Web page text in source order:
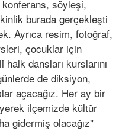
söyleşi,
burada gerçekleşti
Ayrıca resim, fotoğraf,
çocuklar için
dansları kurslarını
de diksiyon,
açacağız. Her ay bir
ilçemizde kültür
gidermiş olacağız"